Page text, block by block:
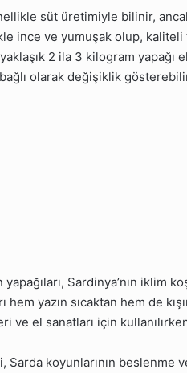
süt üretimiyle bilinir,
ince ve yumuşak olup,
2 ila 3 kilogram yapağı
olarak değişiklik
yapağıları, Sardinya’nın iklim
hem yazın sıcaktan hem de
ve el sanatları için
Sarda koyunlarının beslenme